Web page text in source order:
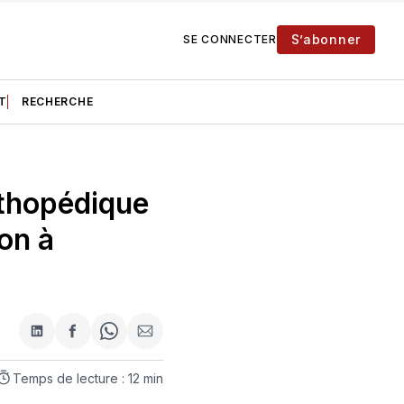
SE CONNECTER S’abonner
RECHERCHE
à
Partager
sur
LinkedIn
Partager
sur
Facebook
Share
on
WhatsApp
Partager
par
courriel
Temps de lecture : 12 min